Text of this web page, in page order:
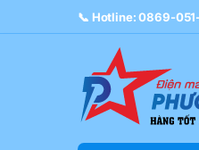
Skip to navigation
Skip to content📞 Hotline: 0869-